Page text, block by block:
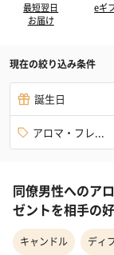
最短翌日
お届け
eギ
現在の絞り込み条件
誕生日
アロマ・フレ...
同僚男性へのア
ゼントを相手の
キャンドル ディ